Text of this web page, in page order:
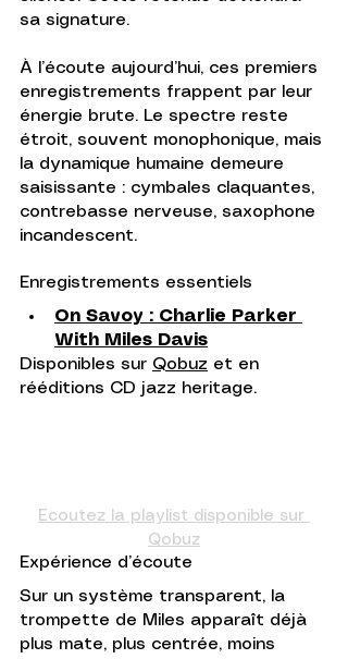
sa signature.
À l’écoute aujourd’hui, ces premiers
enregistrements frappent par leur
énergie brute. Le spectre reste
étroit, souvent monophonique, mais
la dynamique humaine demeure
saisissante : cymbales claquantes,
contrebasse nerveuse, saxophone
incandescent.
Enregistrements essentiels
On Savoy : Charlie Parker
With Miles Davis
Disponibles sur Qobuz et en
rééditions CD jazz heritage.
Ecoutez la playlist disponible sur
Qobuz
Expérience d’écoute
Sur un système transparent, la
trompette de Miles apparaît déjà
plus mate, plus centrée, moins